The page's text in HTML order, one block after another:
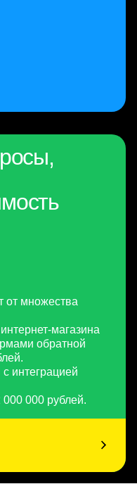
от множества
магазина
обратной
интеграцией
000 000 рублей.